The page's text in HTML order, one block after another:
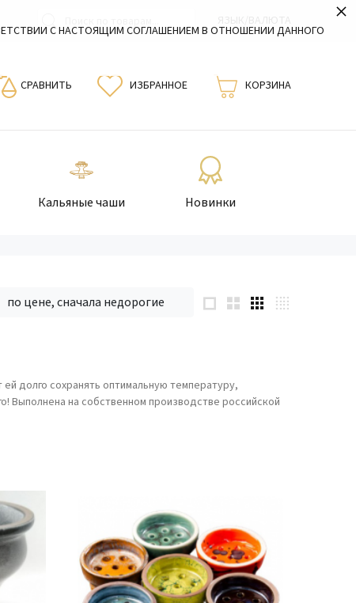
СРАВНИТЬ ИЗБРАННОЕ КОРЗИНА
Кальяные чаши Новинки
по цене, сначала недорогие
долго сохранять оптимальную температуру,
Выполнена на собственном производстве российской
С НАСТОЯЩИМ СОГЛАШЕНИЕМ В ОТНОШЕНИИ ДАННОГО
×